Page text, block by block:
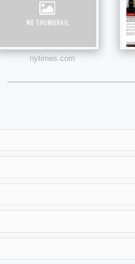
nytimes.com